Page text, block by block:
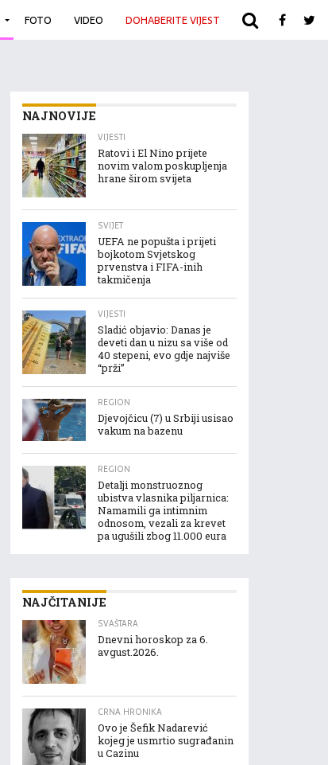
FOTO VIDEO DOHABERITE VIJEST ARHIVA
NAJNOVIJE
VIJESTI
Ratovi i El Nino prijete
novim valom poskupljenja
hrane širom svijeta
SVIJET
UEFA ne popušta i prijeti
bojkotom Svjetskog
prvenstva i FIFA-inih
takmičenja
VIJESTI
Sladić objavio: Danas je
deveti dan u nizu sa više od
40 stepeni, evo gdje najviše
“prži”
REGION
Djevojčicu (7) u Srbiji usisao
vakum na bazenu
REGION
Detalji monstruoznog
ubistva vlasnika piljarnica:
Namamili ga intimnim
odnosom, vezali za krevet
pa ugušili zbog 11.000 eura
NAJČITANIJE
SVAŠTARA
Dnevni horoskop za 6.
avgust.2026.
CRNA HRONIKA
Ovo je Šefik Nadarević
kojeg je usmrtio sugrađanin
u Cazinu